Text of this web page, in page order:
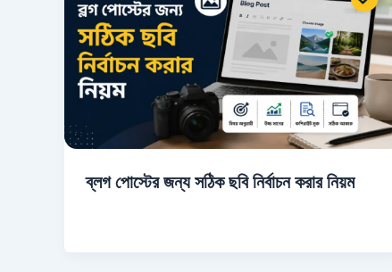
ব্লগ পোস্টের জন্য সঠিক ছবি নির্বাচন করার নিয়ম